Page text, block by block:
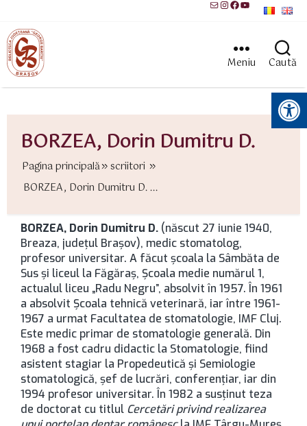
MailInstagram
Facebook
YouTube
Meniu Caută
Instrumente pentru accesibilitate
BORZEA, Dorin Dumitru D.
Pagina principală
scriitori
BORZEA, Dorin Dumitru D. ...
BORZEA, Dorin Dumitru D. (născut 27 iunie 1940,
Breaza, județul Brașov), medic stomatolog,
profesor universitar. A făcut școala la Sâmbăta de
Sus și liceul la Făgăraș, Școala medie numărul 1,
actualul liceu „Radu Negru”, absolvit în 1957. În 1961
a absolvit Școala tehnică veterinară, iar între 1961-
1967 a urmat Facultatea de stomatologie, IMF Cluj.
Este medic primar de stomatologie generală. Din
1968 a fost cadru didactic la Stomatologie, fiind
asistent stagiar la Propedeutică și Semiologie
stomatologică, șef de lucrări, conferențiar, iar din
1994 profesor universitar. În 1982 a susținut teza
de doctorat cu titlul Cercetări privind realizarea